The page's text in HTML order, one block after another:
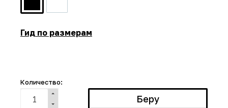
Гид по размерам
Количество: